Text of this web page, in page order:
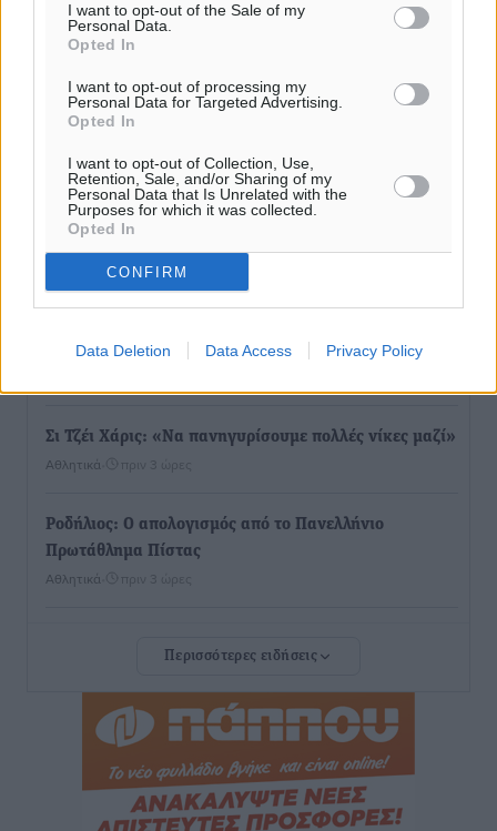
I want to opt-out of the Sale of my
Personal Data.
Opted In
I want to opt-out of processing my
Personal Data for Targeted Advertising.
Opted In
I want to opt-out of Collection, Use,
Retention, Sale, and/or Sharing of my
Personal Data that Is Unrelated with the
Purposes for which it was collected.
Opted In
CONFIRM
Data Deletion Data Access Privacy Policy
ΣΚΟΕ: Σαββατοκύριακο με αγώνες από τον Σ.Σ. Ρόδου
Συνελήφθη 37χρονη στη Ρόδο γιατί είχε αφήσει τα
Τοπικές Ειδήσεις• πριν 2 ώρες
Σταυρός Καλυθιών: Απέκτησε την Φωτεινή Πιζάνια
πριν 2 ώρες
Lluc
Σι Τζέι Χάρις: «Να πανηγυρίσουμε πολλές νίκες μαζί»
Αθλητικά πριν 3 ώρες
Ροδήλιος: Ο απολογισμός από το Πανελλήνιο
Πρωτάθλημα Πίστας
Αθλητικά πριν 3 ώρες
πριν 3 ώρες
Γ.Σ. Διαγόρας: Εντατική προετοιμασία και επιστροφή
πριν 3 ώρες
Περισσότερες ειδήσεις